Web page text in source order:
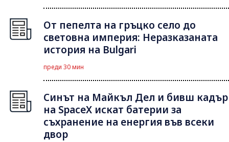
От пепелта на гръцко село до
световна империя: Неразказаната
история на Bulgari
преди 30 мин
Синът на Майкъл Дeл и бивш кадър
на SpaceX искат батерии за
съхранение на енергия във всеки
двор